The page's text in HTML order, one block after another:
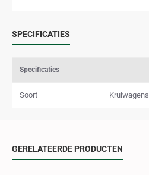
SPECIFICATIES
Specificaties
Soort Kruiwagens
GERELATEERDE PRODUCTEN